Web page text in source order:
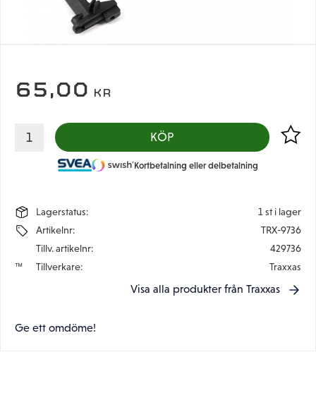
65,00 KR
KÖP Lägg
Kortbetalning eller delbetalning
Lagerstatus
1 st i lager
Artikelnr
TRX-9736
Tillv. artikelnr
429736
Tillverkare
Traxxas
Visa alla produkter från Traxxas
Ge ett omdöme!